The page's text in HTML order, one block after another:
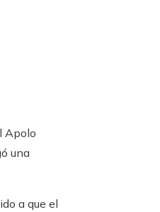
Apolo
una
a que el